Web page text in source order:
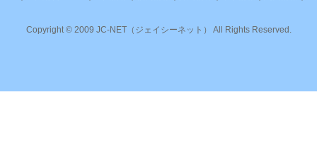
Copyright © 2009 JC-NET（ジェイシーネット） All Rights Reserved.